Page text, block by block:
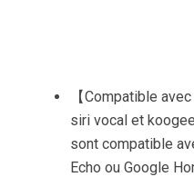
【Compatible
siri vocal et
sont compatible
Echo ou Google